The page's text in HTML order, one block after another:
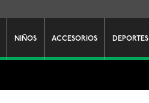
NIÑOS ACCESORIOS DEPORTES